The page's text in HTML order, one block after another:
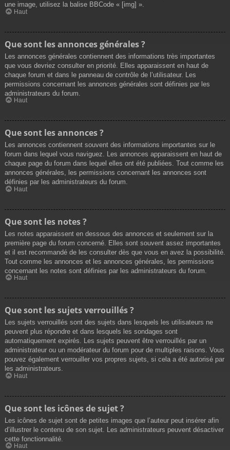
une image, utilisez la balise BBCode « [img] ».
Haut
Que sont les annonces générales ?
Les annonces générales contiennent des informations très importantes
que vous devriez consulter en priorité. Elles apparaissent en haut de
chaque forum et dans le panneau de contrôle de l’utilisateur. Les
permissions concernant les annonces générales sont définies par les
administrateurs du forum.
Haut
Que sont les annonces ?
Les annonces contiennent souvent des informations importantes sur le
forum dans lequel vous naviguez. Les annonces apparaissent en haut de
chaque page du forum dans lequel elles ont été publiées. Tout comme les
annonces générales, les permissions concernant les annonces sont
définies par les administrateurs du forum.
Haut
Que sont les notes ?
Les notes apparaissent en dessous des annonces et seulement sur la
première page du forum concerné. Elles sont souvent assez importantes
et il est recommandé de les consulter dès que vous en avez la possibilité.
Tout comme les annonces et les annonces générales, les permissions
concernant les notes sont définies par les administrateurs du forum.
Haut
Que sont les sujets verrouillés ?
Les sujets verrouillés sont des sujets dans lesquels les utilisateurs ne
peuvent plus répondre et dans lesquels les sondages sont
automatiquement expirés. Les sujets peuvent être verrouillés par un
administrateur ou un modérateur du forum pour de multiples raisons. Vous
pouvez également verrouiller vos propres sujets, si cela a été autorisé par
les administrateurs.
Haut
Que sont les icônes de sujet ?
Les icônes de sujet sont de petites images que l’auteur peut insérer afin
d’illustrer le contenu de son sujet. Les administrateurs peuvent désactiver
cette fonctionnalité.
Haut